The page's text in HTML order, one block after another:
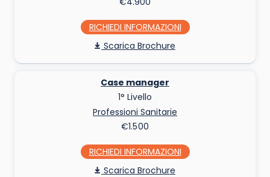
RICHIEDI INFO
Scarica Brochure
Case manager
1° Livello
Professioni Sanitarie
€1.500
RICHIEDI INFO
Scarica Brochure